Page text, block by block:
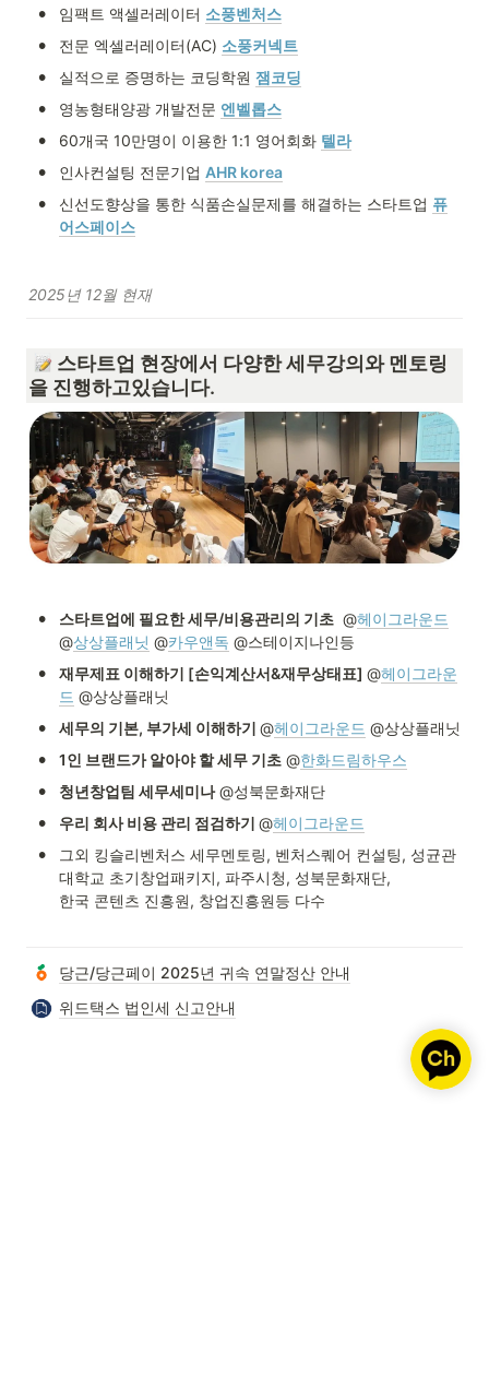
• 임팩트 액셀러레이터 소풍벤처스
• 전문 엑셀러레이터(AC) 소풍커넥트
• 실적으로 증명하는 코딩학원 잼코딩
• 영농형태양광 개발전문 엔벨롭스
• 60개국 10만명이 이용한 1:1 영어회화 텔라
• 인사컨설팅 전문기업 AHR korea
• 신선도향상을 통한 식품손실문제를 해결하는 스타트업 퓨
어스페이스
2025년 12월 현재
스타트업 현장에서 다양한 세무강의와 멘토링
을 진행하고있습니다.
• 스타트업에 필요한 세무/비용관리의 기초 @헤이그라운드
@상상플래닛 @카우앤독 @스테이지나인등
• 재무제표 이해하기 [손익계산서&재무상태표] @헤이그라운
드 @상상플래닛
• 세무의 기본, 부가세 이해하기 @헤이그라운드 @상상플래닛
• 1인 브랜드가 알아야 할 세무 기초 @한화드림하우스
• 청년창업팀 세무세미나 @성북문화재단
• 우리 회사 비용 관리 점검하기 @헤이그라운드
•
그외 킹슬리벤처스 세무멘토링, 벤처스퀘어 컨설팅, 성균관
대학교 초기창업패키지, 파주시청, 성북문화재단,
한국 콘텐츠 진흥원, 창업진흥원등 다수
당근/당근페이 2025년 귀속 연말정산 안내
위드택스 법인세 신고안내